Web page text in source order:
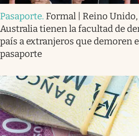
Pasaporte. Formal | Reino Unido,
Australia tienen la facultad de
país a extranjeros que demoren
pasaporte